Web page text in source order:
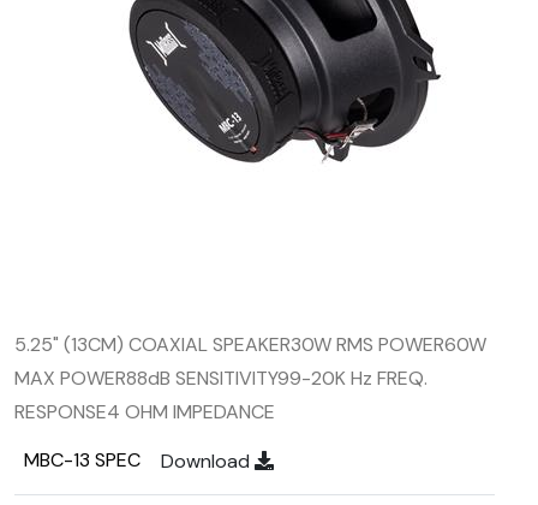
5.25" (13CM) COAXIAL SPEAKER30W RMS POWER60W
MAX POWER88dB SENSITIVITY99-20K Hz FREQ.
RESPONSE4 OHM IMPEDANCE
MBC-13 SPEC
Download